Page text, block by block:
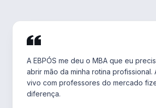
A EBPÓS me deu o MBA que eu
abrir mão da minha rotina profissional.
vivo com professores do mercado
diferença.